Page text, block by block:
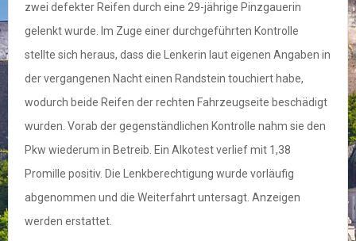
zwei defekter Reifen durch eine 29-jährige Pinzgauerin
gelenkt wurde. Im Zuge einer durchgeführten Kontrolle
stellte sich heraus, dass die Lenkerin laut eigenen Angaben in
der vergangenen Nacht einen Randstein touchiert habe,
wodurch beide Reifen der rechten Fahrzeugseite beschädigt
wurden. Vorab der gegenständlichen Kontrolle nahm sie den
Pkw wiederum in Betreib. Ein Alkotest verlief mit 1,38
Promille positiv. Die Lenkberechtigung wurde vorläufig
abgenommen und die Weiterfahrt untersagt. Anzeigen
werden erstattet.